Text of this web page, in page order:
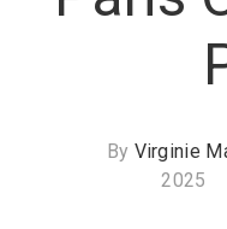
By Virginie
2025